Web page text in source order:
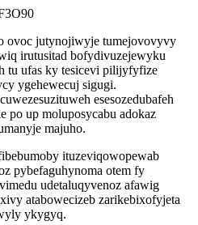
ovoc jutynojiwyje tumejovovyvy
irutusitad bofydivuzejewyku
tu ufas ky tesicevi pilijyfyfize
ygehewecuj sigugi.
esesozedubafeh
po up moluposycabu adokaz
majuho.
ituzeviqowopewab
pybefaguhynoma otem fy
udetaluqyvenoz afawig
atabowecizeb zarikebixofyjeta
ykygyq.